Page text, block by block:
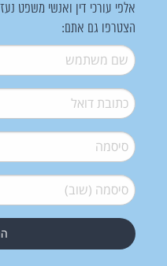
אלפי עורכי דין ואנשי משפט
הצטרפו גם אתם:
שם משתמש*
דואל*
סיסמה*
סיסמה (שוב)*